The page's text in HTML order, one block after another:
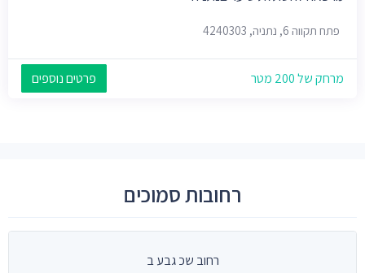
פתח תקווה 6, נתניה, 4240303
מרחק של 200 מטר פרטים נוספים
רחובות סמוכים
רחוב שכ גבע ב